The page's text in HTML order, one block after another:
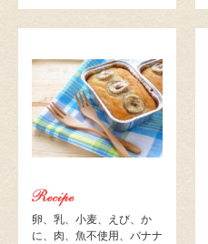
卵、乳、小麦、えび、か
に、肉、魚不使用、バナナ